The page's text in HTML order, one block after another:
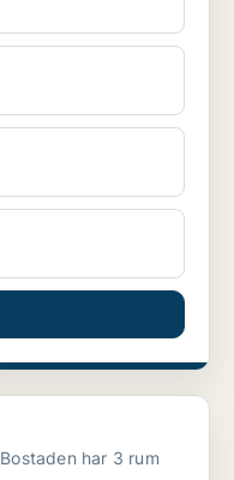
Lägenhet att hyra i Falkenberg Bostaden har 3 rum